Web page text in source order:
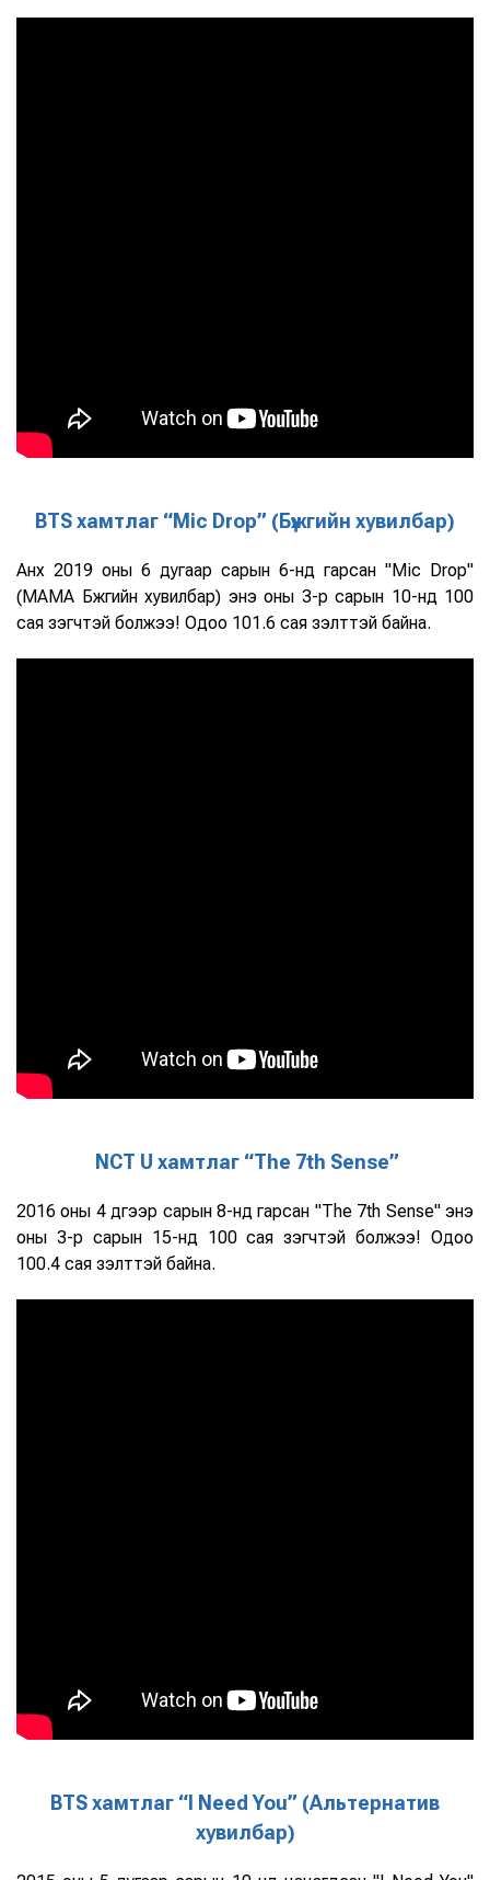
BTS хамтлаг “Mic Drop” (Бүжгийн хувилбар)
Анх 2019 оны 6 дугаар сарын 6-нд гарсан "Mic Drop"
(MAMA Бүжгийн хувилбар) энэ оны 3-р сарын 10-нд 100
сая үзэгчтэй болжээ! Одоо 101.6 сая үзэлттэй байна.
NCT U хамтлаг “The 7th Sense”
2016 оны 4 дүгээр сарын 8-нд гарсан "The 7th Sense" энэ
оны 3-р сарын 15-нд 100 сая үзэгчтэй болжээ! Одоо
100.4 сая үзэлттэй байна.
BTS хамтлаг “I Need You” (Альтернатив
хувилбар)